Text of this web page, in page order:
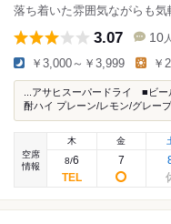
落ち着いた雰囲気ながらも
3.07 10 人
￥3,000～￥3,999 ￥
...アサヒスーパードライ ■ビ
酎ハイ プレーン/レモン/グレー
空席
情報
木
8/6
金
7